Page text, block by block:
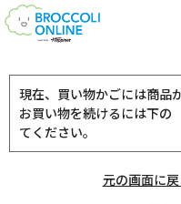
現在、買い物かごには商品
お買い物を続けるには下の
てください。
元の画面に